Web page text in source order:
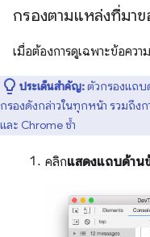
กรองตามแหล่งที่มาข
เมื่อต้องการดูเฉพาะข้อคว
ประเด็นสำคัญ:ตัวกรองแถบ
กรองดังกล่าวในทุกหน้า รวมถึง
และ Chrome ซ้ำ
คลิกแสดงแถบด้าน